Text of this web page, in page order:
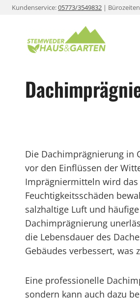
ZumKundenservice:05773/3549832 |
Die Dachimprägnierung in
vor den Einflüssen der
Imprägniermitteln wird
Feuchtigkeitsschäden
salzhaltige Luft und
Dachimprägnierung
die Lebensdauer des
Gebäudes verbessert,
Eine professionelle
sondern kann auch dazu